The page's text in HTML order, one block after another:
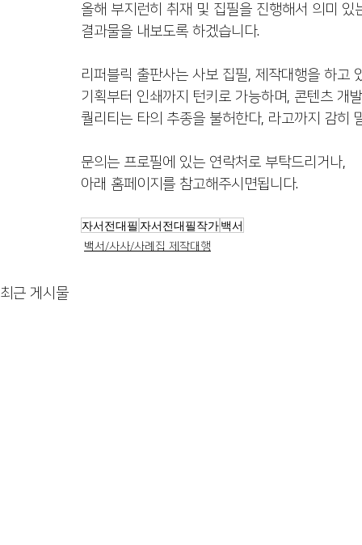
올해 부지런히 취재 및 집필을 진행해서 의미 있
결과물을 내보도록 하겠습니다.
리퍼블릭 출판사는 사보 집필, 제작대행을 하고
기획부터 인쇄까지 턴키로 가능하며, 콘텐츠 개
퀄리티는 타의 추종을 불허한다, 라고까지 감히
문의는 프로필에 있는 연락처로 부탁드리거나,
아래 홈페이지를 참고해주시면됩니다.
자서전대필 자서전대필작가백서
백서/사사/사례집 제작대행
최근 게시물